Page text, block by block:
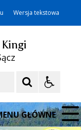
Wersja tekstowa
GŁÓWNE